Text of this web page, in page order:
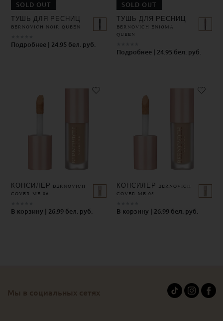
SOLD OUT
ТУШЬ ДЛЯ РЕСНИЦ
BERNOVICH NOIR QUEEN
Подробнее | 24.95 бел. руб.
SOLD OUT
ТУШЬ ДЛЯ РЕСНИЦ
BERNOVICH ENIGMA
QUEEN
Подробнее | 24.95 бел. руб.
КОНСИЛЕР BERNOVICH
COVER ME 06
В корзину | 26.99 бел. руб.
КОНСИЛЕР BERNOVICH
COVER ME 05
В корзину | 26.99 бел. руб.
Мы в социальных сетях